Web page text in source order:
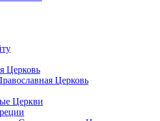
Церковь
Церковь
Церкви